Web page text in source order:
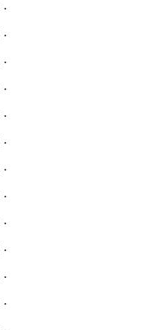
·
·
·
·
·
·
·
·
·
·
·
·